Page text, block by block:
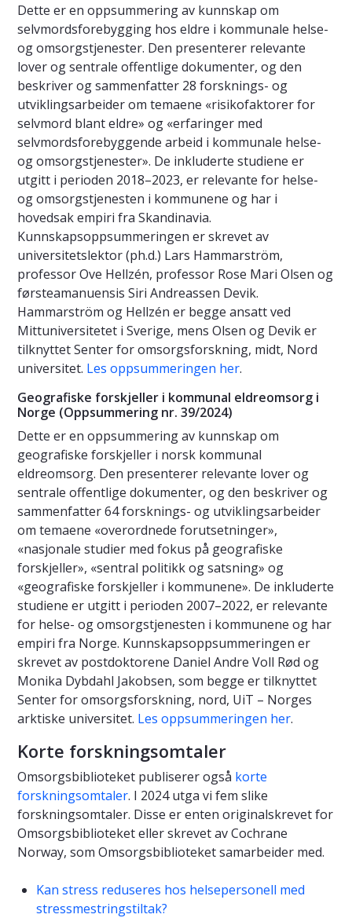
Dette er en oppsummering av kunnskap om
selvmordsforebygging hos eldre i kommunale helse-
og omsorgstjenester. Den presenterer relevante
lover og sentrale offentlige dokumenter, og den
beskriver og sammenfatter 28 forsknings- og
utviklingsarbeider om temaene «risikofaktorer for
selvmord blant eldre» og «erfaringer med
selvmordsforebyggende arbeid i kommunale helse-
og omsorgstjenester». De inkluderte studiene er
utgitt i perioden 2018–2023, er relevante for helse-
og omsorgstjenesten i kommunene og har i
hovedsak empiri fra Skandinavia.
Kunnskapsoppsummeringen er skrevet av
universitetslektor (ph.d.) Lars Hammarström,
professor Ove Hellzén, professor Rose Mari Olsen og
førsteamanuensis Siri Andreassen Devik.
Hammarström og Hellzén er begge ansatt ved
Mittuniversitetet i Sverige, mens Olsen og Devik er
tilknyttet Senter for omsorgsforskning, midt, Nord
universitet. Les oppsummeringen her.
Geografiske forskjeller i kommunal eldreomsorg i
Norge (Oppsummering nr. 39/2024)
Dette er en oppsummering av kunnskap om
geografiske forskjeller i norsk kommunal
eldreomsorg. Den presenterer relevante lover og
sentrale offentlige dokumenter, og den beskriver og
sammenfatter 64 forsknings- og utviklingsarbeider
om temaene «overordnede forutsetninger»,
«nasjonale studier med fokus på geografiske
forskjeller», «sentral politikk og satsning» og
«geografiske forskjeller i kommunene». De inkluderte
studiene er utgitt i perioden 2007–2022, er relevante
for helse- og omsorgstjenesten i kommunene og har
empiri fra Norge. Kunnskapsoppsummeringen er
skrevet av postdoktorene Daniel Andre Voll Rød og
Monika Dybdahl Jakobsen, som begge er tilknyttet
Senter for omsorgsforskning, nord, UiT – Norges
arktiske universitet. Les oppsummeringen her.
Korte forskningsomtaler
Omsorgsbiblioteket publiserer også korte
forskningsomtaler. I 2024 utga vi fem slike
forskningsomtaler. Disse er enten originalskrevet for
Omsorgsbiblioteket eller skrevet av Cochrane
Norway, som Omsorgsbiblioteket samarbeider med.
Kan stress reduseres hos helsepersonell med
stressmestringstiltak?